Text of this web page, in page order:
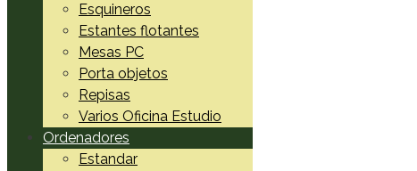
Esquineros
Estantes flotantes
Mesas PC
Porta objetos
Repisas
Varios Oficina Estudio
Ordenadores
Estandar